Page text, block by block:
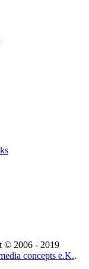
© 2006 - 2019
concepts e.K..